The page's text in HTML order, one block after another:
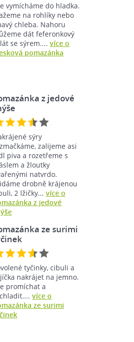
vymícháme do hladka.
na rohlíky nebo
chleba. Nahoru
dát feferonkový
se sýrem.... více o
pomazánka
z jedové
sýry
zalijeme asi
piva a rozetřeme s
a žloutky
natvrdo.
drobně krájenou
2 lžičky... více o
z jedové
ze surimi
tyčinky, cibuli a
nakrájet na jemno.
promíchat a
více o
ze surimi